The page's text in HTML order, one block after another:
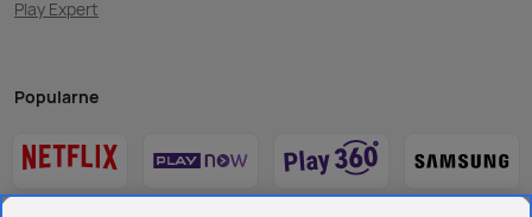
Play Expert
Popularne